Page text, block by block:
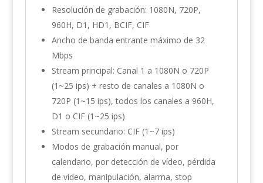
Resolución de grabación: 1080N, 720P,
960H, D1, HD1, BCIF, CIF
Ancho de banda entrante máximo de 32
Mbps
Stream principal: Canal 1 a 1080N o 720P
(1~25 ips) + resto de canales a 1080N o
720P (1~15 ips), todos los canales a 960H,
D1 o CIF (1~25 ips)
Stream secundario: CIF (1~7 ips)
Modos de grabación manual, por
calendario, por detección de vídeo, pérdida
de vídeo, manipulación, alarma, stop